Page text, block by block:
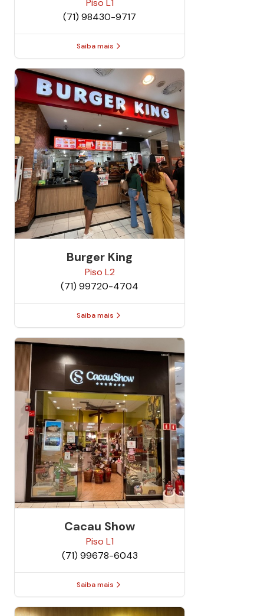
Piso L1
(71) 98430-9717
Saiba mais
Burger King
Piso L2
(71) 99720-4704
Saiba mais
Cacau Show
Piso L1
(71) 99678-6043
Saiba mais